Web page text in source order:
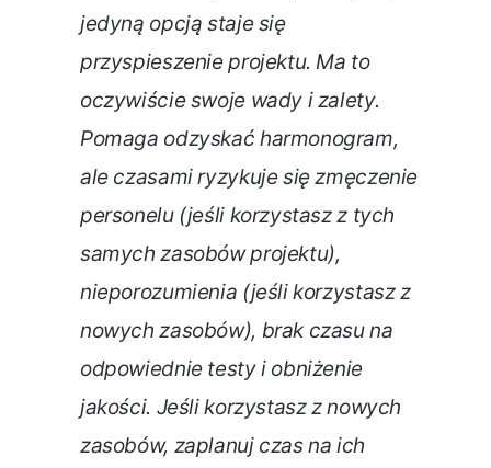
jedyną opcją staje się
przyspieszenie projektu. Ma to
oczywiście swoje wady i zalety.
Pomaga odzyskać harmonogram,
ale czasami ryzykuje się zmęczenie
personelu (jeśli korzystasz z tych
samych zasobów projektu),
nieporozumienia (jeśli korzystasz z
nowych zasobów), brak czasu na
odpowiednie testy i obniżenie
jakości. Jeśli korzystasz z nowych
zasobów, zaplanuj czas na ich